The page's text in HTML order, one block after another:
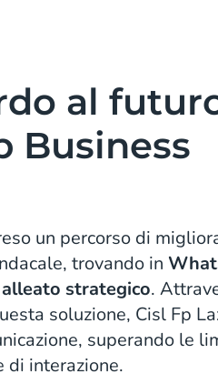
al
Business
un percorso di
trovando in
strategico.
soluzione, Cisl Fp
superando le
interazione.